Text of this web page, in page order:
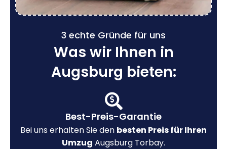
3 echte Gründe für uns
Was wir Ihnen in
Augsburg bieten:
Best-Preis-Garantie
Bei uns erhalten Sie den besten Preis für Ihren
Umzug Augsburg Torbay.